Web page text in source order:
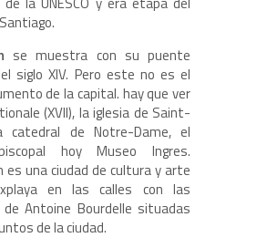
se muestra con su puente
siglo XIV. Pero este no es el
de la capital. hay que ver
(XVII), la iglesia de Saint-
catedral de Notre-Dame, el
hoy Museo Ingres.
es una ciudad de cultura y arte
en las calles con las
Antoine Bourdelle situadas
de la ciudad.